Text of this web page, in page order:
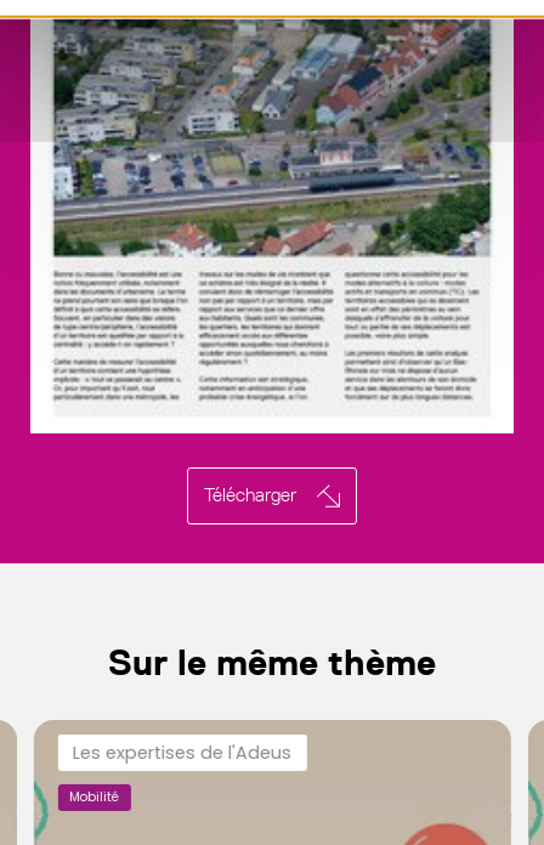
Télécharger
Sur le même thème
Les expertises de l'Adeus
Mobilité